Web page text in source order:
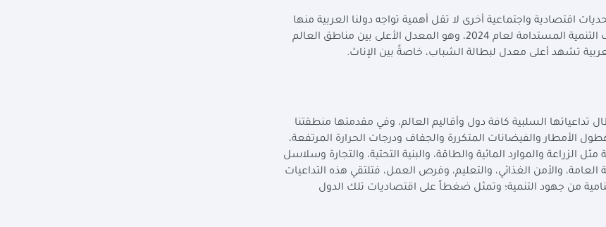
اقتصادية واجتماعية أخرى لا تقل أهمية تواجه دولنا العربية منها
ارتفاع معدل البطالة، والذي بلغ نحو 9,5 %، وفقاً لتقرير أهداف التنمية المستدامة لعام 2024، وهو المعدل الأعلى بين مناطق العالم
تداعياتها السلبية كافة دول وأقاليم العالم، وفي مقدمتها منطقتنا
الأمطار والفيضانات المتكررة والجفاف ودرجات الحرارة المرتفعة،
الزراعة والموارد المائية والطاقة، والبنية التحتية، والتجارة وسلاسل
والأمن الغذائي، والتعليم، وفرص العمل، فتلتقي هذه التداعيات
من جهود التنمية؛ وتمثل ضغطاً على اقتصاديات تلك الدول